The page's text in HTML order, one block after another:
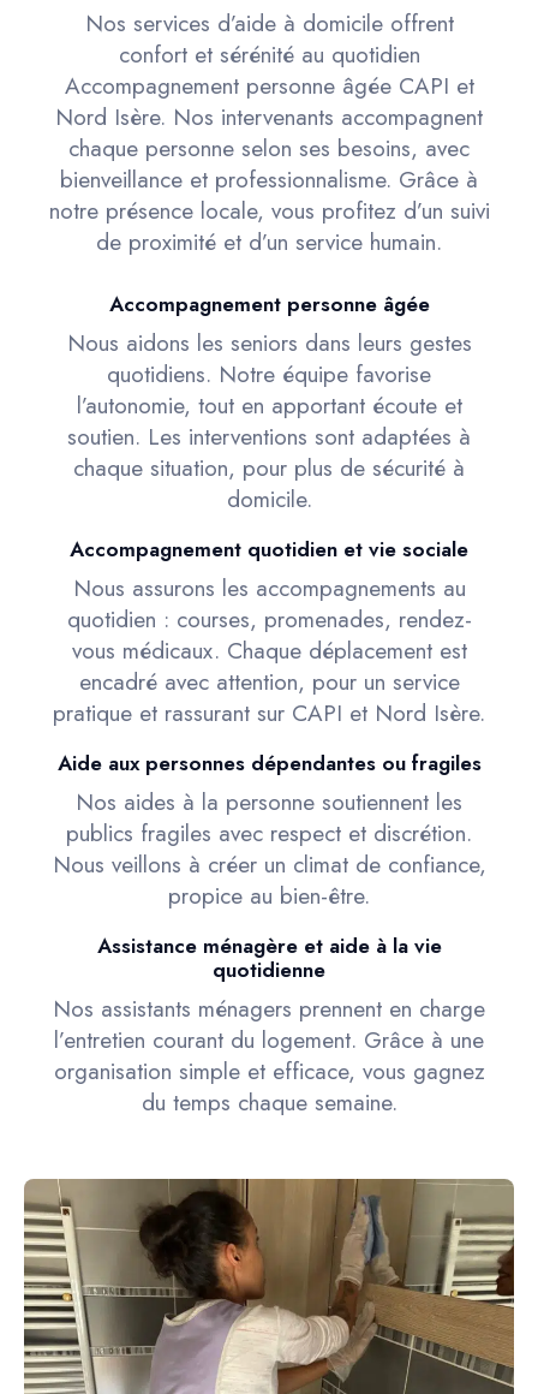
Nos services d’aide à domicile offrent
confort et sérénité au quotidien
Accompagnement personne âgée CAPI et
Nord Isère. Nos intervenants accompagnent
chaque personne selon ses besoins, avec
bienveillance et professionnalisme. Grâce à
notre présence locale, vous profitez d’un suivi
de proximité et d’un service humain.
Accompagnement personne âgée
Nous aidons les seniors dans leurs gestes
quotidiens. Notre équipe favorise
l’autonomie, tout en apportant écoute et
soutien. Les interventions sont adaptées à
chaque situation, pour plus de sécurité à
domicile.
Accompagnement quotidien et vie sociale
Nous assurons les accompagnements au
quotidien : courses, promenades, rendez-
vous médicaux. Chaque déplacement est
encadré avec attention, pour un service
pratique et rassurant sur CAPI et Nord Isère.
Aide aux personnes dépendantes ou fragiles
Nos aides à la personne soutiennent les
publics fragiles avec respect et discrétion.
Nous veillons à créer un climat de confiance,
propice au bien-être.
Assistance ménagère et aide à la vie
quotidienne
Nos assistants ménagers prennent en charge
l’entretien courant du logement. Grâce à une
organisation simple et efficace, vous gagnez
du temps chaque semaine.